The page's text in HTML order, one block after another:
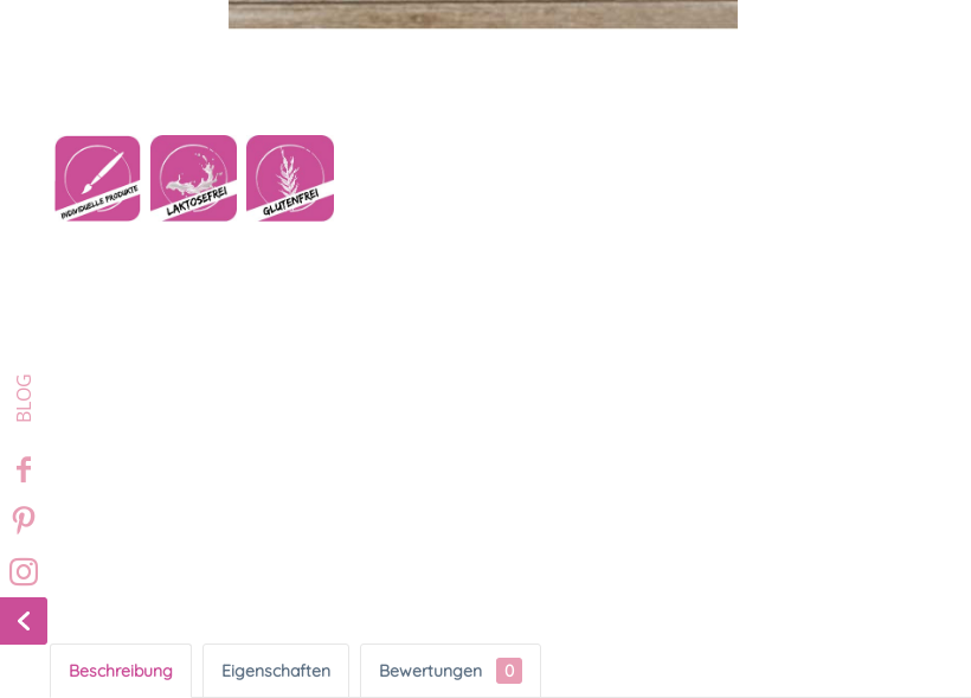
Beschreibung Eigenschaften Bewertungen 0